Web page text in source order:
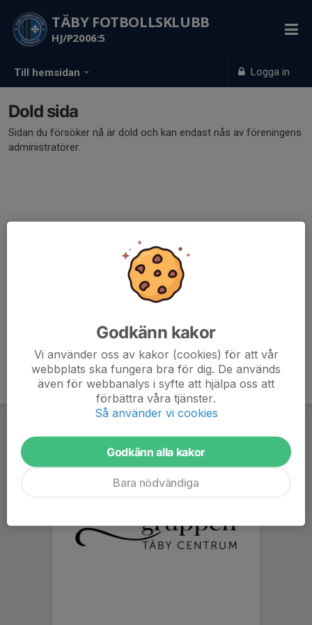
Till hemsidan Logga in
TÄBY FOTBOLLSKLUBB
HJ/P2006:5
Dold sida
Sidan du försöker nå är dold och kan endast nås av föreningens
administratörer.
Godkänn kakor
Vi använder oss av kakor (cookies) för att vår
webbplats ska fungera bra för dig. De används
även för webbanalys i syfte att hjälpa oss att
förbättra våra tjänster.
Så använder vi cookies
Godkänn alla kakor
Bara nödvändiga